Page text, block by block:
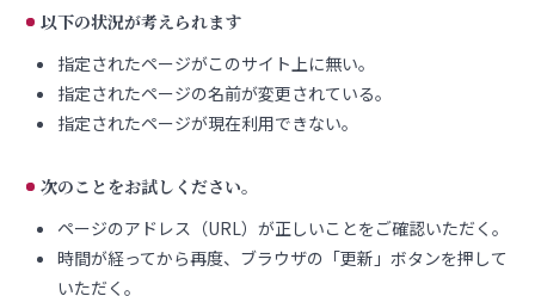
以下の状況が考えられます
指定されたページがこのサイト上に無い。
指定されたページの名前が変更されている。
指定されたページが現在利用できない。
次のことをお試しください。
ページのアドレス（URL）が正しいことをご確認いただく。
時間が経ってから再度、ブラウザの「更新」ボタンを押して
いただく。